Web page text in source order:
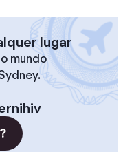
lugar
mundo